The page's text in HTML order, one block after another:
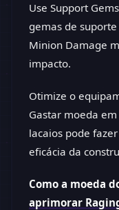
Use Support
gemas de
Minion Damage
impacto.
Otimize o
Gastar moeda
lacaios pode
eficácia da
Como a moeda
aprimorar